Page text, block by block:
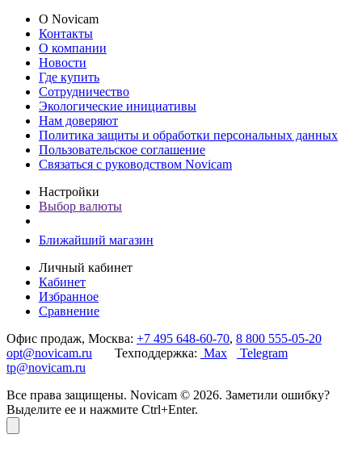
О Novicam
Контакты
О компании
Новости
Где купить
Сотрудничество
Экологические инициативы
Нам доверяют
Политика защиты и обработки персональных данных
Пользовательское соглашение
Связаться с руководством Novicam
Настройки
Выбор валюты
Ближайший магазин
Личный кабинет
Кабинет
Избранное
Сравнение
Офис продаж, Москва: +7 495 648-60-70, 8 800 555-05-20
opt@novicam.ru Техподдержка: Max
Telegram
tp@novicam.ru
Все права защищены. Novicam © 2026. Заметили ошибку?
Выделите ее и нажмите Ctrl+Enter.